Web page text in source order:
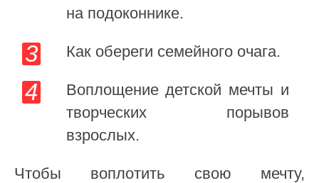
на подоконнике.
Как обереги семейного очага.
Воплощение детской мечты и
творческих порывов
взрослых.
Чтобы воплотить свою мечту,